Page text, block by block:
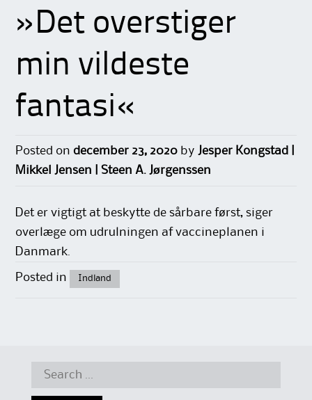
»Det overstiger
min vildeste
fantasi«
Posted ondecember 23, 2020 by Jesper Kongstad |
Mikkel Jensen | Steen A. Jørgenssen
Det er vigtigt at beskytte de sårbare først, siger
overlæge om udrulningen af vaccineplanen i
Danmark.
Posted in Indland
Search